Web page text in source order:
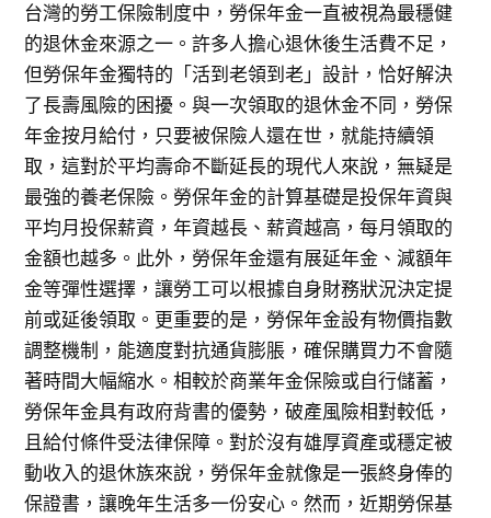
台灣的勞工保險制度中，勞保年金一直被視為最穩健
的退休金來源之一。許多人擔心退休後生活費不足，
但勞保年金獨特的「活到老領到老」設計，恰好解決
了長壽風險的困擾。與一次領取的退休金不同，勞保
年金按月給付，只要被保險人還在世，就能持續領
取，這對於平均壽命不斷延長的現代人來說，無疑是
最強的養老保險。勞保年金的計算基礎是投保年資與
平均月投保薪資，年資越長、薪資越高，每月領取的
金額也越多。此外，勞保年金還有展延年金、減額年
金等彈性選擇，讓勞工可以根據自身財務狀況決定提
前或延後領取。更重要的是，勞保年金設有物價指數
調整機制，能適度對抗通貨膨脹，確保購買力不會隨
著時間大幅縮水。相較於商業年金保險或自行儲蓄，
勞保年金具有政府背書的優勢，破產風險相對較低，
且給付條件受法律保障。對於沒有雄厚資產或穩定被
動收入的退休族來說，勞保年金就像是一張終身俸的
保證書，讓晚年生活多一份安心。然而，近期勞保基